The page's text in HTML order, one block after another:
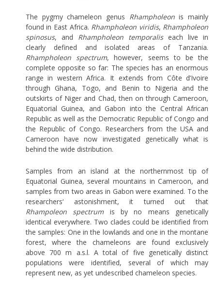
The pygmy chameleon genus Rhampholeonis mainly
found in East Africa. Rhampholeon viridis, Rhampholeon
spinosus, and Rhampholeon temporaliseach live in
clearly defined and isolated areas of Tanzania.
Rhampholeon spectrum, however, seems to be the
complete opposite so far: The species has an enormous
range in western Africa. It extends from Côte d’Ivoire
through Ghana, Togo, and Benin to Nigeria and the
outskirts of Niger and Chad, then on through Cameroon,
Equatorial Guinea, and Gabon into the Central African
Republic as well as the Democratic Republic of Congo and
the Republic of Congo. Researchers from the USA and
Cameroon have now investigated genetically what is
behind the wide distribution.
Samples from an island at the northernmost tip of
Equatorial Guinea, several mountains in Cameroon, and
samples from two areas in Gabon were examined. To the
researchers‘ astonishment, it turned out that
Rhampoleon spectrumis by no means genetically
identical everywhere. Two clades could be identified from
the samples: One in the lowlands and one in the montane
forest, where the chameleons are found exclusively
above 700 m a.s.l. A total of five genetically distinct
populations were identified, several of which may
represent new, as yet undescribed chameleon species.